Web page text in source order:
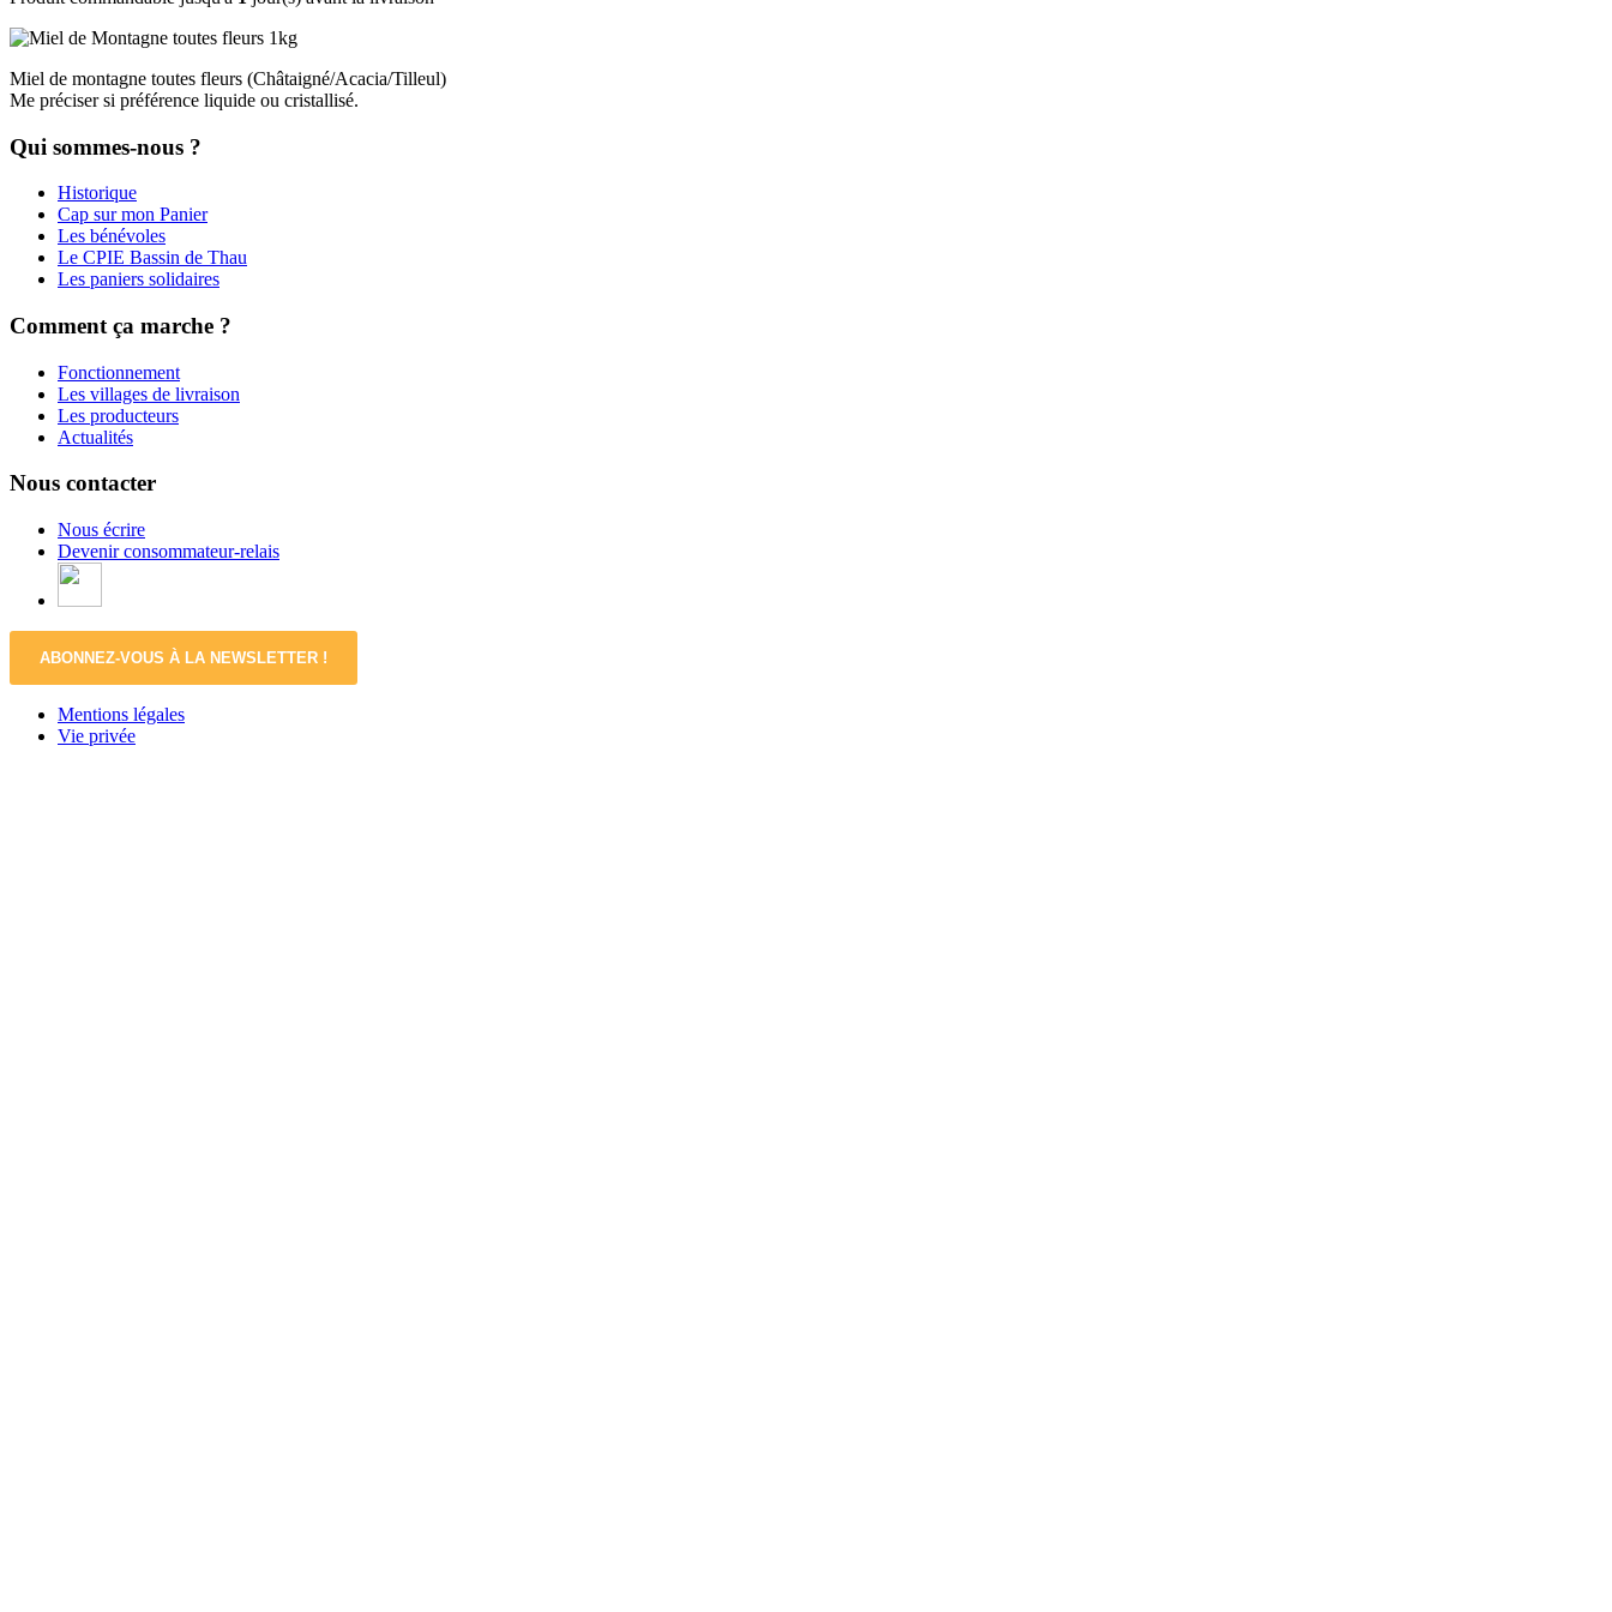
Miel de montagne toutes fleurs (Châtaigné/Acacia/Tilleul)
Me préciser si préférence liquide ou cristallisé.
Qui sommes-nous ?
Historique
Cap sur mon Panier
Les bénévoles
Le CPIE Bassin de Thau
Les paniers solidaires
Comment ça marche ?
Fonctionnement
Les villages de livraison
Les producteurs
Actualités
Nous contacter
Nous écrire
Devenir consommateur-relais
ABONNEZ-VOUS À LA NEWSLETTER !
Mentions légales
Vie privée